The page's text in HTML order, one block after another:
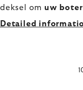
deksel om uw
Detailed